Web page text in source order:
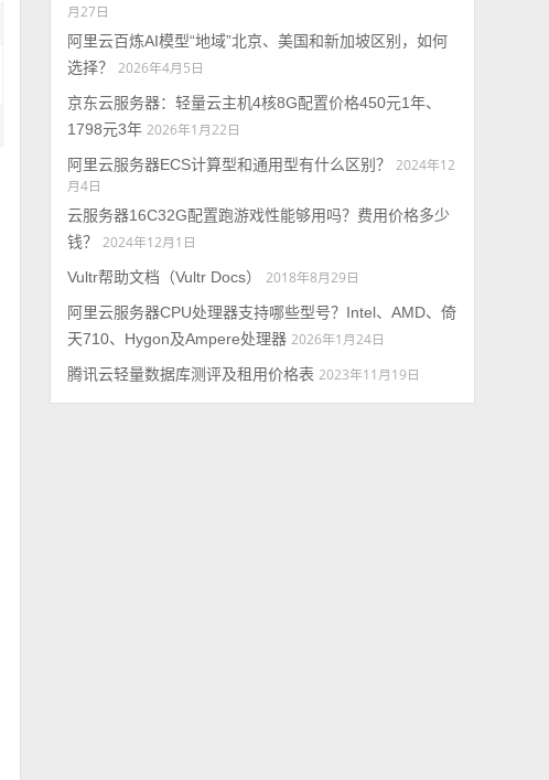
月27日
阿里云百炼AI模型“地域”北京、美国和新加坡区别，如何
选择？
2026年4月5日
京东云服务器：轻量云主机4核8G配置价格450元1年、
1798元3年 2026年1月22日
阿里云服务器ECS计算型和通用型有什么区别？
2024年12
月4日
云服务器16C32G配置跑游戏性能够用吗？费用价格多少
钱？
2024年12月1日
Vultr帮助文档（Vultr Docs）
2018年8月29日
阿里云服务器CPU处理器支持哪些型号？Intel、AMD、倚
天710、Hygon及Ampere处理器 2026年1月24日
腾讯云轻量数据库测评及租用价格表 2023年11月19日